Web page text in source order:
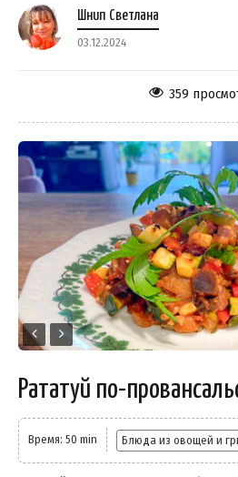
Шнип Светлана
03.12.2024
359
Рататуй по-
Время: 50 min Блюда из овощей и